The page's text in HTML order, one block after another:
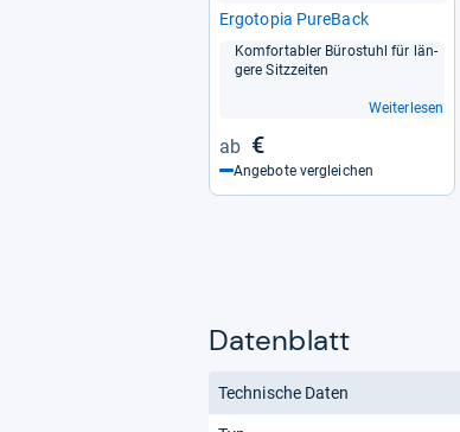
Ergo­to­pia Pure­Back
Kom­for­ta­bler Büro­stuhl für län­
gere Sitz­zei­ten
Weiterlesen
€
Angebote vergleichen
Datenblatt
Technische Daten